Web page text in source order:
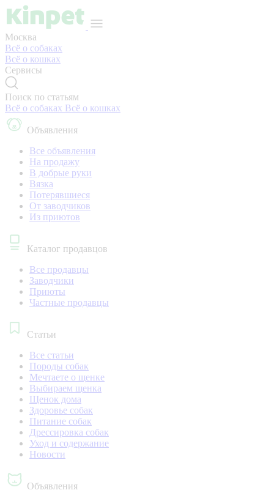
Москва
Всё о собаках
Всё о кошках
Сервисы
Поиск по статьям
Всё о собаках Всё о кошках
Объявления
Все объявления
На продажу
В добрые руки
Вязка
Потерявшиеся
От заводчиков
Из приютов
Каталог продавцов
Все продавцы
Заводчики
Приюты
Частные продавцы
Статьи
Все статьи
Породы собак
Мечтаете о щенке
Выбираем щенка
Щенок дома
Здоровье собак
Питание собак
Дрессировка собак
Уход и содержание
Новости
Объявления